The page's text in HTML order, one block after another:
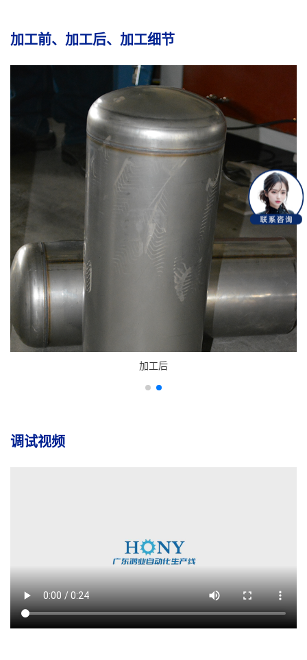
加工前、加工后、加工细节
加工后
调试视频